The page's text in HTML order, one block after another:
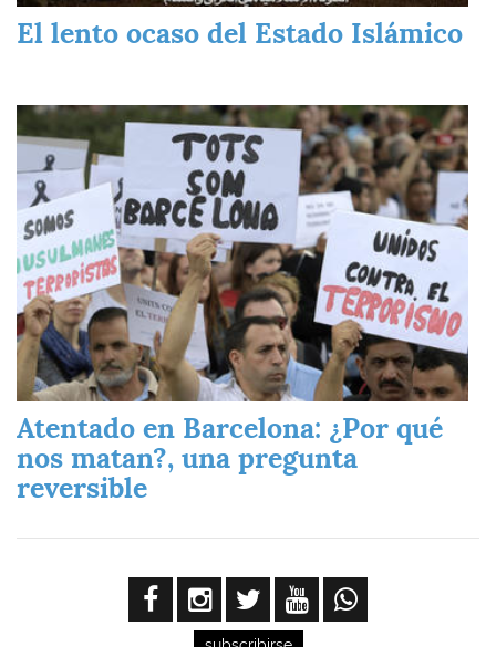
El lento ocaso del Estado Islámico
Imagen
Atentado en Barcelona: ¿Por qué
nos matan?, una pregunta
reversible